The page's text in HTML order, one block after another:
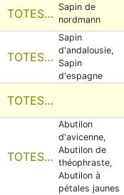
TOTES… Sapin de
nordmann
TOTES…
Sapin
d'andalousie,
Sapin
d'espagne
TOTES…
TOTES…
Abutilon
d'avicenne,
Abutilon de
théophraste,
Abutilon à
pétales jaunes